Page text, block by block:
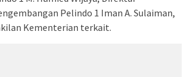
Pelindo 1 Iman A. Sulaiman,
Kementerian terkait.